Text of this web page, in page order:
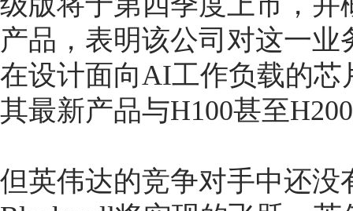
产品，表明该公司对这一
在设计面向AI工作负载的
其最新产品与H100甚至
但英伟达的竞争对手中还